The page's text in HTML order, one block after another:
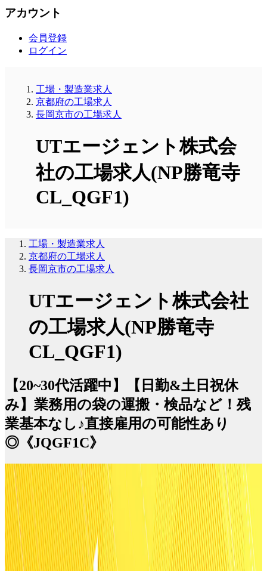
アカウント
会員登録
ログイン
工場・製造業求人
京都府の工場求人
長岡京市の工場求人
UTエージェント株式会
社の工場求人(NP勝竜寺
CL_QGF1)
工場・製造業求人
京都府の工場求人
長岡京市の工場求人
UTエージェント株式会社
の工場求人(NP勝竜寺
CL_QGF1)
【20~30代活躍中】【日勤&土日祝休
み】業務用の袋の運搬・検品など！残
業基本なし♪直接雇用の可能性あり
◎《JQGF1C》